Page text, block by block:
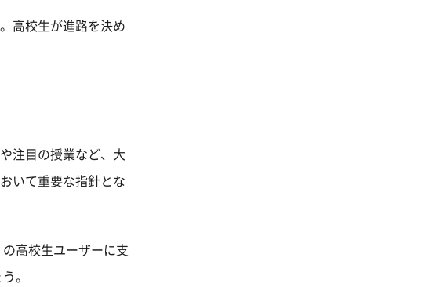
高校生が進路を決め
注目の授業など、大
いて重要な指針とな
高校生ユーザーに支
。